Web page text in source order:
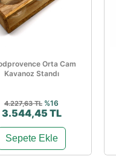
Orta Cam
Kavanoz Standı
4.227,63 TL %16
3.544,45 TL
Sepete Ekle